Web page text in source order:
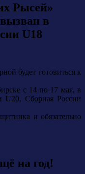
Рысей»
в
U18
будет готовиться к
с 14 по 17 мая, в
U20, Сборная России
и обязательно
на год!